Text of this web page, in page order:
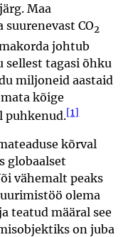
Maa
CO2
johtub
sellest tagasi õhku
miljoneid aastaid
kõige
puhkenud.[1]
kõrval
globaalset
vähemalt peaks
olema
teatud määral see
on juba